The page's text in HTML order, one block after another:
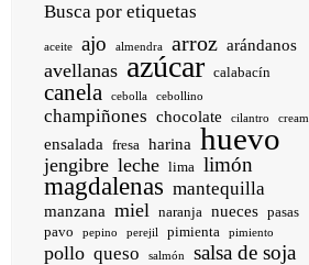
Busca por etiquetas
aceite ajo almendra arroz arándanos
avellanas azúcar calabacín
canela cebolla cebollino
champiñones chocolate cilantro cream
ensalada fresa harina huevo
jengibre leche lima limón
magdalenas mantequilla
manzana miel naranja nueces pasas
pavo
pepino perejil pimienta pimiento
pollo queso salmón salsa de soja